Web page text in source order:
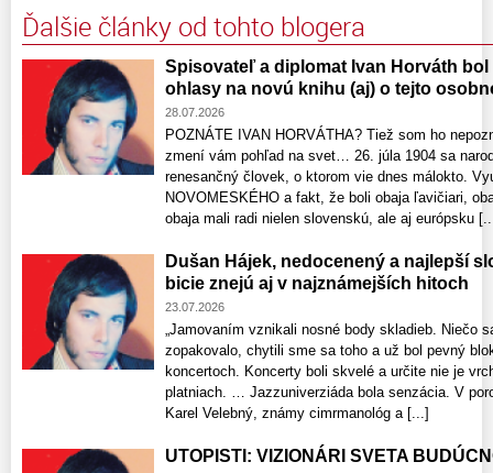
Ďalšie články od tohto blogera
Spisovateľ a diplomat Ivan Horváth
ohlasy na novú knihu (aj) o tejto
28.07.2026
POZNÁTE IVAN HORVÁTHA? Tiež som ho
zmení vám pohľad na svet… 26. júla 1904 sa
renesančný človek, o ktorom vie dnes málokto.
NOVOMESKÉHO a fakt, že boli obaja ľavičiari,
obaja mali radi nielen slovenskú, ale aj európsku
Dušan Hájek, nedocenený a najlepší
bicie znejú aj v najznámejších hitoch
23.07.2026
„Jamovaním vznikali nosné body skladieb. Niečo
zopakovalo, chytili sme sa toho a už bol pevný
koncertoch. Koncerty boli skvelé a určite nie je
platniach. … Jazzuniverziáda bola senzácia. V
Karel Velebný, známy cimrmanológ a [...]
UTOPISTI: VIZIONÁRI SVETA